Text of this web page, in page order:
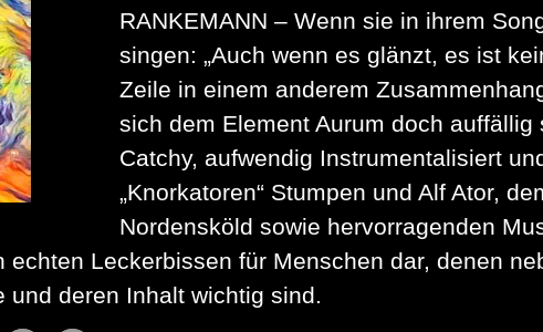
RANKEMANN – Wenn sie in ihrem
singen: „Auch wenn es glänzt, es ist
Zeile in einem anderem
sich dem Element Aurum doch
Catchy, aufwendig Instrumentalisiert
„Knorkatoren“ Stumpen und Alf Ator,
Nordensköld sowie hervorragenden
Leckerbissen für Menschen dar, denen
deren Inhalt wichtig sind.